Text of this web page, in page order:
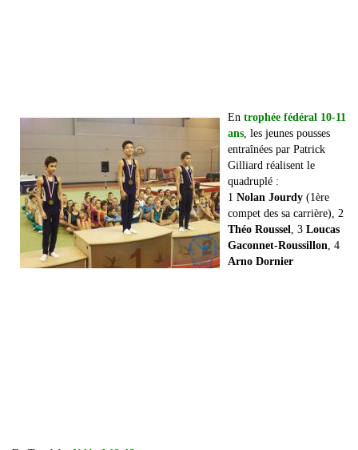
En trophée fédéral 10-11
ans , les jeunes pousses
entraînées par Patrick
Gilliard réalisent le
quadruplé :
1 Nolan Jourdy (1ère
compet des sa carrière), 2
Théo Roussel
, 3 Loucas
Gaconnet-Roussillon , 4
Arno Dornier